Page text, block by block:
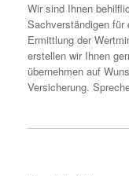
Wir sind Ihnen
Sachverständigen
Ermittlung der
erstellen wir Ihnen
übernehmen auf
Versicherung.